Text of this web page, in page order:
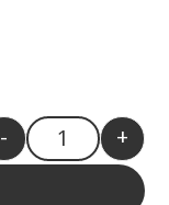
Quantity
- +